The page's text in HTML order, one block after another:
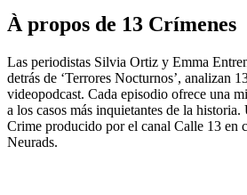
À propos de 13 Crímenes
Las periodistas Silvia Ortiz y Emma
detrás de ‘Terrores Nocturnos’, analizan
videopodcast. Cada episodio ofrece una
a los casos más inquietantes de la
Crime producido por el canal Calle 13 en
Neurads.